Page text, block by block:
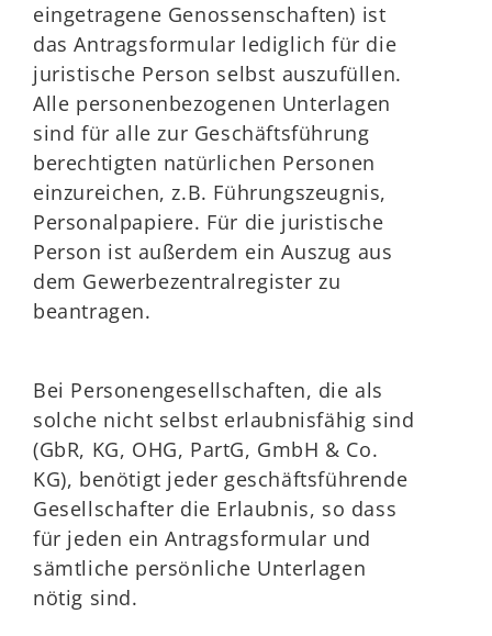
eingetragene Genossenschaften) ist
das Antragsformular lediglich für die
juristische Person selbst auszufüllen.
Alle personenbezogenen Unterlagen
sind für alle zur Geschäftsführung
berechtigten natürlichen Personen
einzureichen, z.B. Führungszeugnis,
Personalpapiere. Für die juristische
Person ist außerdem ein Auszug aus
dem Gewerbezentralregister zu
beantragen.
Bei Personengesellschaften, die als
solche nicht selbst erlaubnisfähig sind
(GbR, KG, OHG, PartG, GmbH & Co.
KG), benötigt jeder geschäftsführende
Gesellschafter die Erlaubnis, so dass
für jeden ein Antragsformular und
sämtliche persönliche Unterlagen
nötig sind.